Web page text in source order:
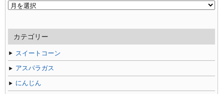
過
記
事
カテゴリー
スイートコーン
アスパラガス
にんじん